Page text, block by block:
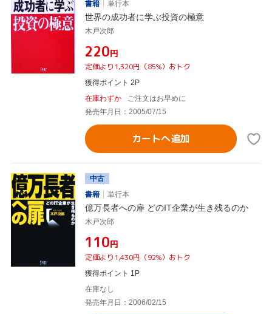
書籍 単行本
世界の成功者に学ぶ投資の極意
木戸次郎
¥220円
定価より1,320円（85%）おトク
獲得ポイント 2P
在庫わずか
ご注文はお早めに
発売年月日：2005/07/15
カートへ追加
中古
書籍
単行本
億万長者への扉 どのIT企業が生き残るのか
木戸次郎
¥110円
定価より1,430円（92%）おトク
獲得ポイント 1P
在庫なし
発売年月日：2006/02/15